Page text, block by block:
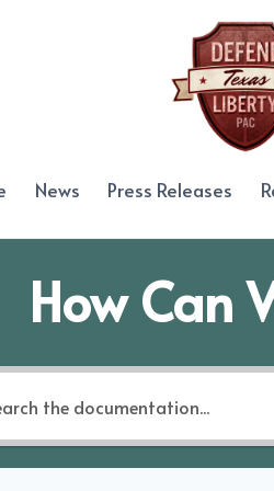
News Press Releases
How Can